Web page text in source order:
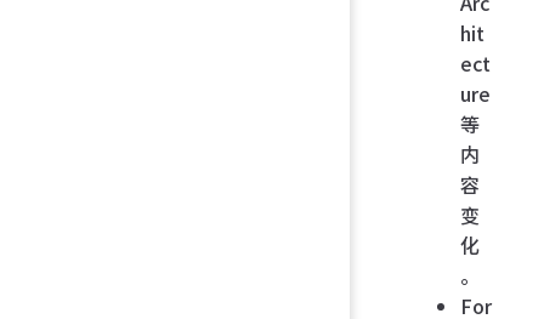
hit
ect
ure
等
内
容
变
化
。
For